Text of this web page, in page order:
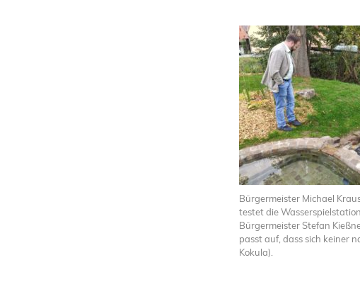
Bürgermeister Michael
testet die
Bürgermeister Stefan
passt auf, dass sich keiner
Kokula).